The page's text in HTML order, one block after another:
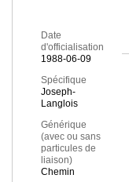
Date
d'officialisation
1988-06-09
Spécifique
Joseph-
Langlois
Générique
(avec ou sans
particules de
liaison)
Chemin